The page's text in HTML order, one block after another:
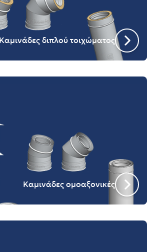
Καμινάδες διπλού τοιχώματος
Καμινάδες ομοαξονικές